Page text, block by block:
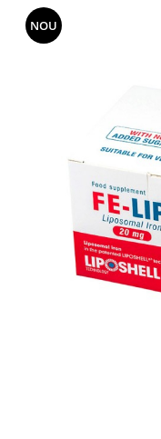
FRUCTE LA CONSERVĂ
OȚETURI ȘI SOSURI
OREZ ȘI CEREALE
CREME ȘI PASTE
CONDIMENTE
CEAIURI GRECEȘTI
CIOCOLATĂ ȘI CACAO
HEALTHY SNACKS
NOU